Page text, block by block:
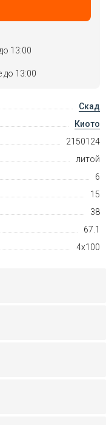
13:00
до 13:00
Скад
Киото
2150124
литой
6
15
38
67.1
4x100